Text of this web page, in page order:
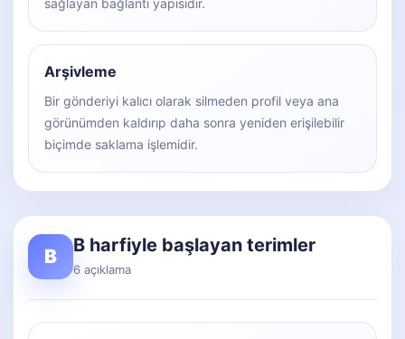
sağlayan bağlantı yapısıdır.
Arşivleme
Bir gönderiyi kalıcı olarak silmeden profil veya ana
görünümden kaldırıp daha sonra yeniden erişilebilir
biçimde saklama işlemidir.
B B harfiyle başlayan terimler
6 açıklama